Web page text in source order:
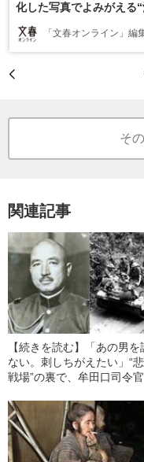
化した写真でよみがえる
ル”――2025年読まれた記
「文春オンライン」編
そ
関連記事
【続きを読む】「あの男を
ない。刺しちがえたい」“
戦場”の裏で、牟田口司令
戦》生存者が語った、牟田
也中将への“怒り”